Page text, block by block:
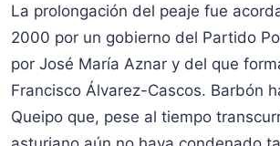
La prolongación del peaje fue
2000 por un gobierno del Partido
por José María Aznar y del que
Francisco Álvarez-Cascos. Barbón
Queipo que, pese al tiempo